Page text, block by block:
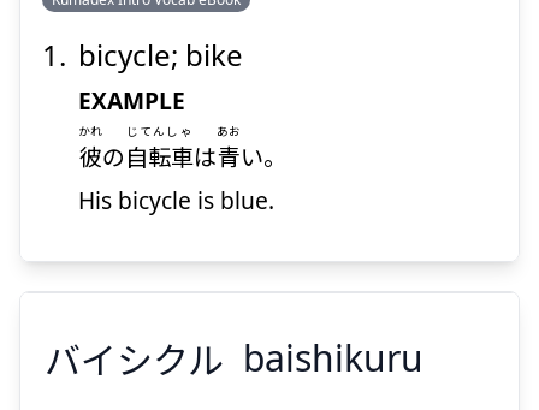
bicycle; bike
EXAMPLE
彼
かれ
の自転車
じてんしゃ
は青
あお
い。
His bicycle is blue.
バイシクル baishikuru